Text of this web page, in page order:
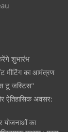
शुभारंभ
मीटिंग का आमंत्रण
टू जस्टिस"
ऐतिहासिक अवसर:
योजनाओं का